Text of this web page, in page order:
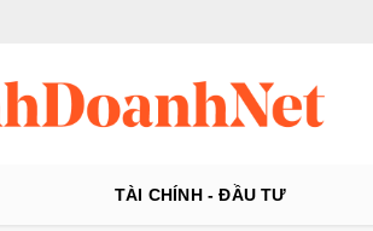
TÀI CHÍNH - ĐẦU TƯ